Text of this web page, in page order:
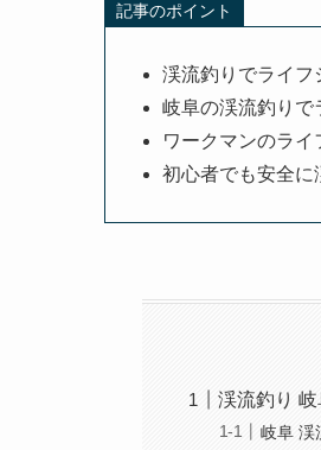
記事のポイント
渓流釣りでライフ
岐阜の渓流釣りで
ワークマンのラ
初心者でも安全に
渓流釣り
岐阜 渓